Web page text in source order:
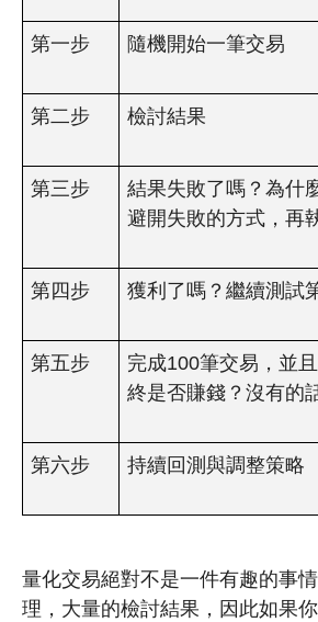
第一步 隨機開始一筆交易
第二步 檢討結果
第三步
結果失敗了嗎？為什
避開失敗的方式，再
第四步 獲利了嗎？繼續測試
第五步
完成100筆交易，並
終是否賺錢？沒有的
第六步 持續回測與調整策略
量化交易絕對不是一件有趣的事
理，大量的檢討結果，因此如果